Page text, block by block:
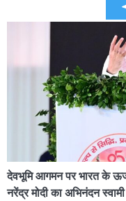
देवभूमि आगमन पर भारत के
नरेंद्र मोदी का अभिनंदन